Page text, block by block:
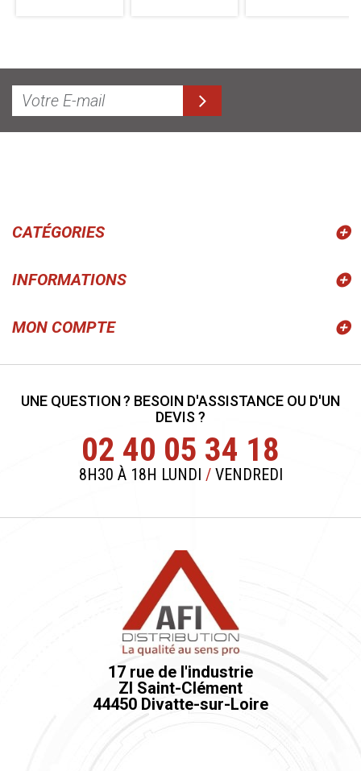
CATÉGORIES
INFORMATIONS
MON COMPTE
UNE QUESTION ? BESOIN D'ASSISTANCE OU D'UN
DEVIS ?
02 40 05 34 18
8H30 À 18H LUNDI /VENDREDI
17 rue de l'industrie
ZI Saint-Clément
44450 Divatte-sur-Loire